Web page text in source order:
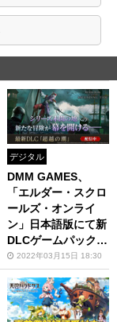
デジタル
DMM GAMES、
「エルダー・スクロ
ールズ・オンライ
ン」日本語版にて新
DLCゲームパック
「超越の潮」配信開
始
2022年03月15日 18:30